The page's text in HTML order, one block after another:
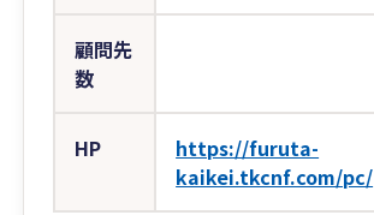
顧問先
数
HP
https://furuta-
kaikei.tkcnf.com/pc/